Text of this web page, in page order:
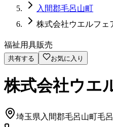
入間郡毛呂山町
株式会社ウエルフェ
福祉用具販売
共有する お気に入り
株式会社ウエ
埼玉県入間郡毛呂山町毛